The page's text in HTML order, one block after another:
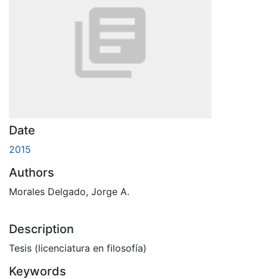
Date
2015
Authors
Morales Delgado, Jorge A.
Description
Tesis (licenciatura en filosofía)
Keywords